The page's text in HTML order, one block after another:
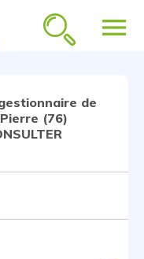
menu
de
(76)